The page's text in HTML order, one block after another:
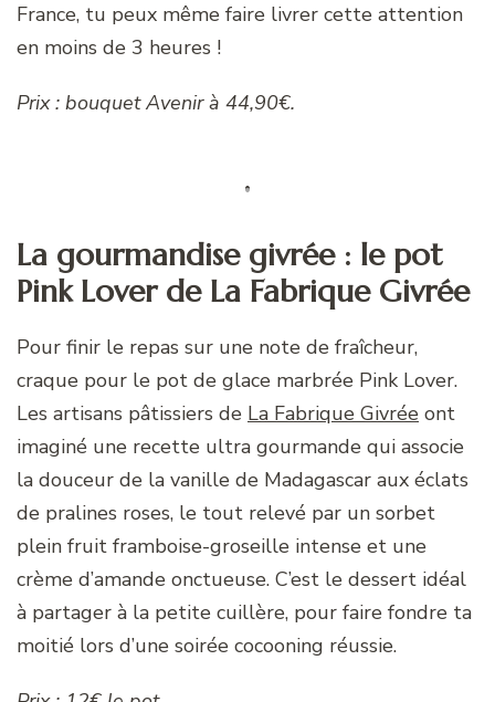
France, tu peux même faire livrer cette attention
en moins de 3 heures !
Prix : bouquet Avenir à 44,90€.
La gourmandise givrée : le pot
Pink Lover de La Fabrique Givrée
Pour finir le repas sur une note de fraîcheur,
craque pour le pot de glace marbrée Pink Lover.
Les artisans pâtissiers deLa Fabrique Givrée